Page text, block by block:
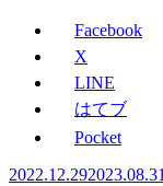
Facebook
X
LINE
はてブ
Pocket
2022.12.29